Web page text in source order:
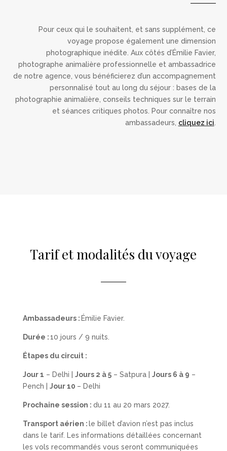
Pour ceux qui le souhaitent, et sans supplément, ce
voyage propose également une dimension
photographique inédite. Aux côtés d’Émilie Favier,
photographe animalière professionnelle et ambassadrice
de notre agence, vous bénéficierez d’un accompagnement
personnalisé tout au long du séjour : bases de la
photographie animalière, conseils techniques sur le terrain
et séances critiques photos. Pour connaître nos
ambassadeurs, cliquez ici
Tarif et modalités du voyage
Ambassadeurs : Émilie Favier.
Durée :10 jours / 9 nuits.
Étapes du circuit :
Jour 1 – Delhi | Jours 2 à 5– Satpura | Jours 6 à 9 –
Pench | Jour 10 – Delhi
Prochaine session : du 11 au 20 mars 2027.
Transport aérien : le billet d’avion n’est pas inclus
dans le tarif. Les informations détaillées concernant
les vols recommandés vous seront communiquées